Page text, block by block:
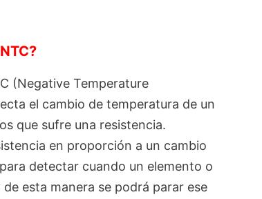
(Negative Temperature
el cambio de temperatura de un
que sufre una resistencia.
en proporción a un cambio
detectar cuando un elemento o
esta manera se podrá parar ese